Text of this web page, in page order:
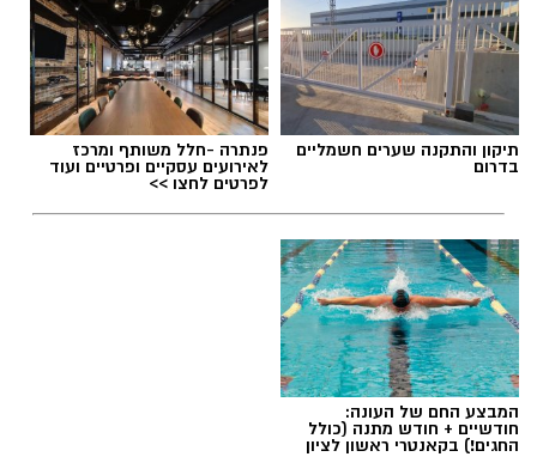
תיקון והתקנה שערים חשמליים
בדרום
פנתרה -חלל משותף ומרכז
לאירועים עסקיים ופרטיים ועוד
לפרטים לחצו >>
המבצע החם של העונה:
חודשיים + חודש מתנה (כולל
החגים!) בקאנטרי ראשון לציון